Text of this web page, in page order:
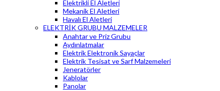
Elektrikli El Aletleri
Mekanik El Aletleri
Havalı El Aletleri
ELEKTRİK GRUBU MALZEMELER
Anahtar ve Priz Grubu
Aydınlatmalar
Elektrik Elektronik Sayaçlar
Elektrik Tesisat ve Sarf Malzemeleri
Jeneratörler
Kablolar
Panolar